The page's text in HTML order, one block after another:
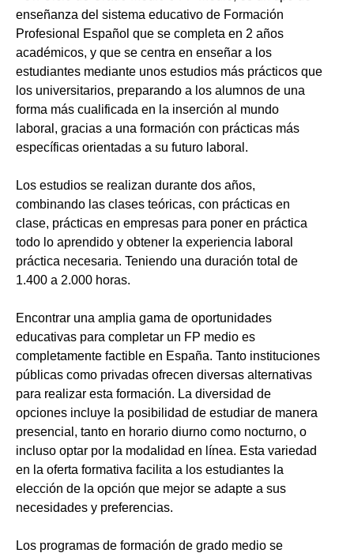
enseñanza del sistema educativo de Formación
Profesional Español que se completa en 2 años
académicos, y que se centra en enseñar a los
estudiantes mediante unos estudios más prácticos que
los universitarios, preparando a los alumnos de una
forma más cualificada en la inserción al mundo
laboral, gracias a una formación con prácticas más
específicas orientadas a su futuro laboral.
Los estudios se realizan durante dos años,
combinando las clases teóricas, con prácticas en
clase, prácticas en empresas para poner en práctica
todo lo aprendido y obtener la experiencia laboral
práctica necesaria. Teniendo una duración total de
1.400 a 2.000 horas.
Encontrar una amplia gama de oportunidades
educativas para completar un FP medio es
completamente factible en España. Tanto instituciones
públicas como privadas ofrecen diversas alternativas
para realizar esta formación. La diversidad de
opciones incluye la posibilidad de estudiar de manera
presencial, tanto en horario diurno como nocturno, o
incluso optar por la modalidad en línea. Esta variedad
en la oferta formativa facilita a los estudiantes la
elección de la opción que mejor se adapte a sus
necesidades y preferencias.
Los programas de formación de grado medio se